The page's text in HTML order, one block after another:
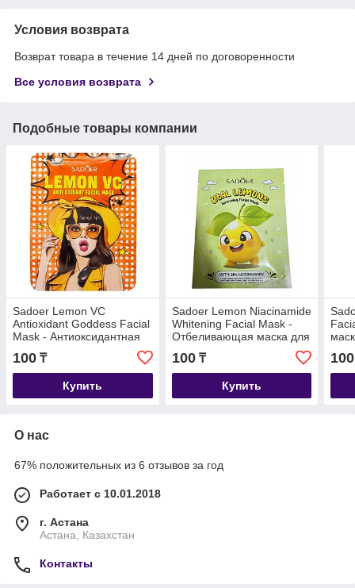
Условия возврата
Возврат товара в течение 14 дней по договоренности
Все условия возврата
Подобные товары компании
Sadoer Lemon VC
Antioxidant Goddess Facial
Mask - Антиоксидантная
маска для лица 25 мл
100 ₸
Купить
Sadoer Lemon Niacinamide
Whitening Facial Mask -
Отбеливающая маска для
лица с лимоном и
ниацинамидом 25 гр
100₸
Купить
100
О нас
67% положительных из 6 отзывов за год
Работает с 10.01.2018
г. Астана
Астана, Казахстан
Контакты